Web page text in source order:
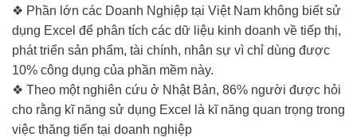
❖ Phần lớn các Doanh Nghiệp tại Việt Nam không biết sử
dụng Excel để phân tích các dữ liệu kinh doanh về tiếp thị,
phát triển sản phẩm, tài chính, nhân sự vì chỉ dùng được
10% công dụng của phần mềm này.
❖ Theo một nghiên cứu ở Nhật Bản, 86% người được hỏi
cho rằng kĩ năng sử dụng Excel là kĩ năng quan trọng trong
việc thăng tiến tại doanh nghiệp